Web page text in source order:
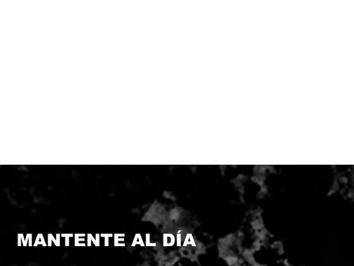
MANTENTE AL DÍA